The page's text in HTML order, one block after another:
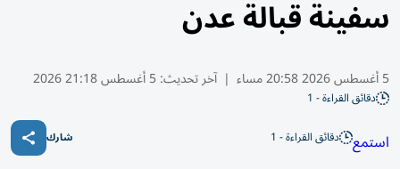
سفينة قبالة عدن
5 أغسطس 2026 20:58 مساء | آخر تحديث:5 أغسطس 21:18 2026
دقائق القراءة - 1
استمع دقائق القراءة - 1 شارك